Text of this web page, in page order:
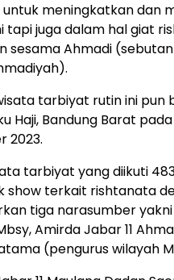
untuk meningkatkan dan
tapi juga dalam hal giat
sesama Ahmadi
tarbiyat rutin ini pun
Haji, Bandung Barat pada
2023.
tarbiyat yang diikuti
show terkait rishtanata
tiga narasumber
Amirda Jabar 11
(pengurus wilayah